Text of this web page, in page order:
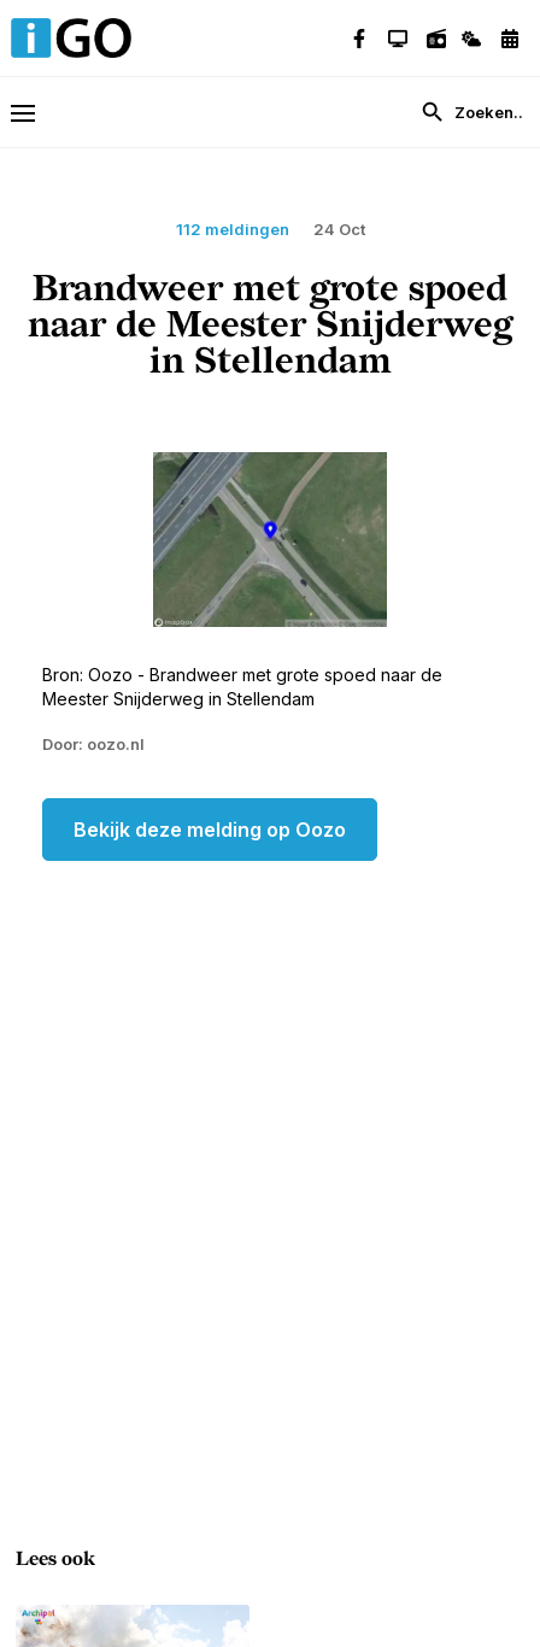
112 meldingen 24 Oct
Brandweer met grote spoed
naar de Meester Snijderweg
in Stellendam
Bron: Oozo - Brandweer met grote spoed naar de
Meester Snijderweg in Stellendam
Door: oozo.nl
Bekijk deze melding op Oozo
Lees ook